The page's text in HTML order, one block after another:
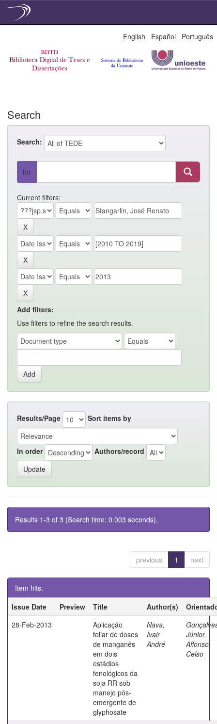
English Español Português
Search
Search:
for
Current filters:
Add filters:
Use filters to refine the search results.
Results/Page Sort items by
In order Authors/record
Results 1-3 of 3 (Search time: 0.003 seconds).
previous 1 next
Item hits:
Issue Date
Preview Title Author(s)
28-Feb-2013
Aplicação
foliar de doses
de manganês
em dois
estádios
fenológicos da
soja RR sob
manejo pós-
emergente de
glyphosate
Nava,
Ivair
André
Júnior,
Affonso
Celso